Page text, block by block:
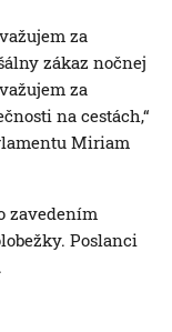
za
zákaz nočnej
za
na cestách,“
Miriam
zavedením
Poslanci